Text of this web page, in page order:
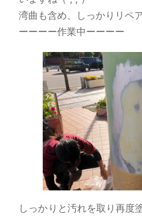
湾曲も含め、しっかりリペ
ーーーー作業中ーーーー
しっかりと汚れを取り再度